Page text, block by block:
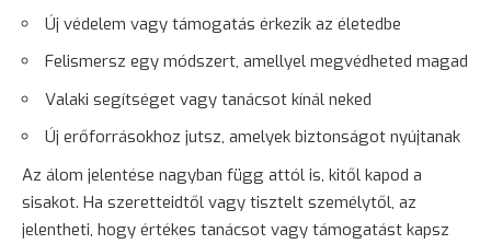
Új védelem vagy támogatás érkezik az életedbe
Felismersz egy módszert, amellyel megvédheted magad
Valaki segítséget vagy tanácsot kínál neked
Új erőforrásokhoz jutsz, amelyek biztonságot nyújtanak
Az álom jelentése nagyban függ attól is, kitől kapod a
sisakot. Ha szeretteidtől vagy tisztelt személytől, az
jelentheti, hogy értékes tanácsot vagy támogatást kapsz